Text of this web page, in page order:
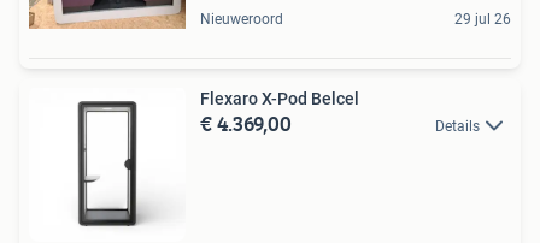
Nieuweroord 29 jul 26
Flexaro X-Pod Belcel
€ 4.369,00 Details